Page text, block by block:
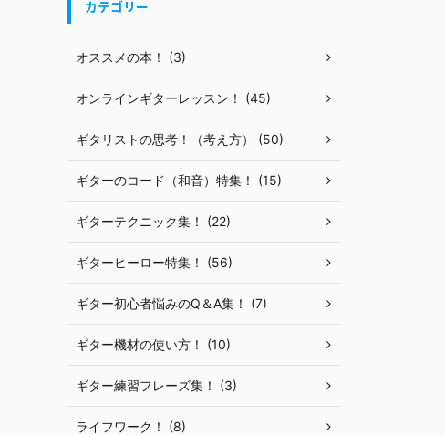
カテゴリー
オススメの本！ (3)
オンラインギターレッスン！ (45)
ギタリストの思考！（考え方） (50)
ギターのコード（和音）特集！ (15)
ギターテクニック集！ (22)
ギターヒーロー特集！ (56)
ギター初心者悩みのQ＆A集！ (7)
ギター機材の使い方！ (10)
ギター練習フレーズ集！ (3)
ライフワーク！ (8)